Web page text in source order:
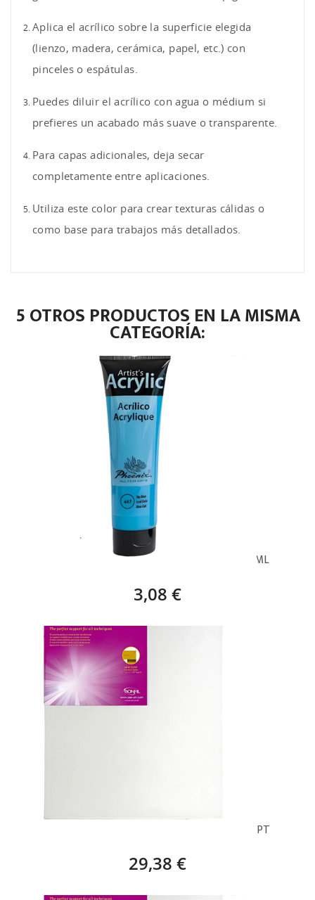
Aplica el acrílico sobre la superficie elegida
(lienzo, madera, cerámica, papel, etc.) con
pinceles o espátulas.
Puedes diluir el acrílico con agua o médium si
prefieres un acabado más suave o transparente.
Para capas adicionales, deja secar
completamente entre aplicaciones.
Utiliza este color para crear texturas cálidas o
como base para trabajos más detallados.
5 OTROS PRODUCTOS EN LA MISMA
CATEGORÍA:
PHOENIX ACRÍLICO AZUL CIELO (447) – 120 ML
3,08 €
BASTIDOR EUROPA STAR (100 X 73 CM) – 40PT
29,38 €